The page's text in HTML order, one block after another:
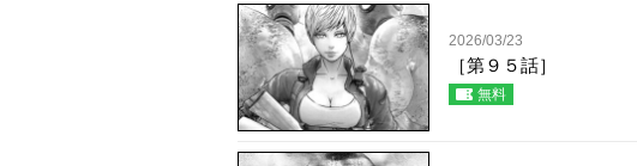
2026/03/23
［第９５話］
無料